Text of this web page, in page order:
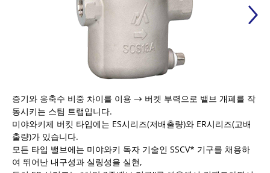
증기와 응축수 비중 차이를 이용 → 버켓 부력으로 밸브 개폐를 작
동시키는 스팀 트랩입니다.
미야와키제 버킷 타입에는 ES시리즈(저배출량)와 ER시리즈(고배
출량)가 있습니다.
모든 타입 밸브에는 미야와키 독자 기술인 SSCV* 기구를 채용하
여 뛰어난 내구성과 실링성을 실현,